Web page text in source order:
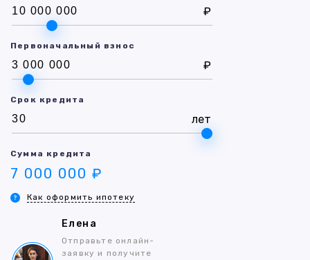
₽
Первоначальный взнос
₽
Срок кредита
лет
Сумма кредита
7 000 000 ₽
Как оформить ипотеку
Елена
Отправьте онлайн-
заявку и получите